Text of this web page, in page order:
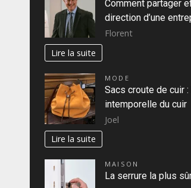
Comment partager
direction d’une
Florent
Lire la suite
MODE
Sacs croute de cuir :
intemporelle du cuir
Joel
Lire la suite
MAISON
La serrure la plus